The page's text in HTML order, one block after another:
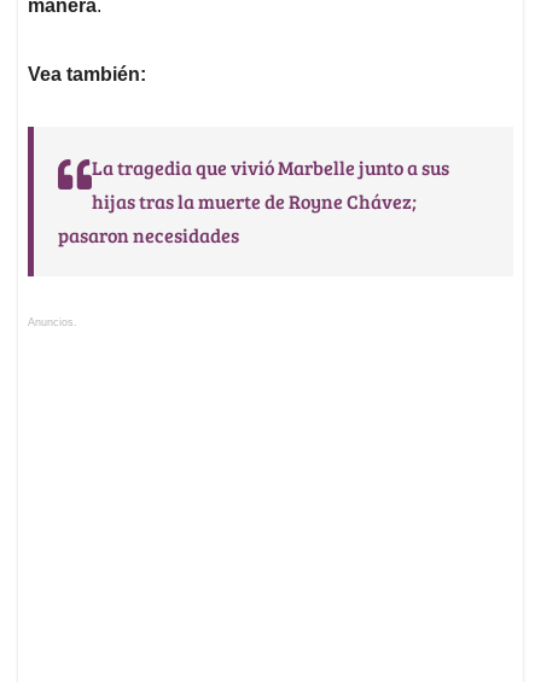
manera.
Vea también:
La tragedia que vivió Marbelle junto a sus
hijas tras la muerte de Royne Chávez;
pasaron necesidades
Anuncios.